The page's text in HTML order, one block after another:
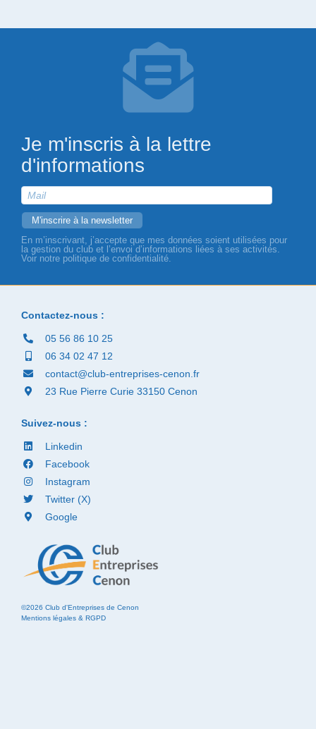
Je m'inscris à la lettre
d'informations
En m’inscrivant, j’accepte que mes données soient utilisées pour
la gestion du club et l’envoi d’informations liées à ses activités.
Voir notre politique de confidentialité.
©2026 Club d'Entreprises de Cenon
Mentions légales & RGPD
Contactez-nous :
05 56 86 10 25
06 34 02 47 12
contact@club-entreprises-cenon.fr
23 Rue Pierre Curie 33150 Cenon
Suivez-nous :
Linkedin
Facebook
Instagram
Twitter (X)
Google